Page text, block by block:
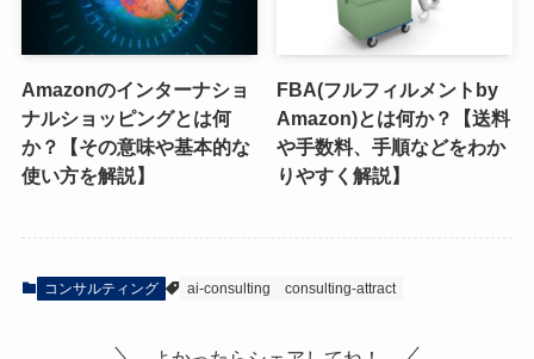
Amazonのインターナショ
ナルショッピングとは何
か？【その意味や基本的な
使い方を解説】
FBA(フルフィルメントby
Amazon)とは何か？【送料
や手数料、手順などをわか
りやすく解説】
コンサルティング ai-consulting consulting-attract